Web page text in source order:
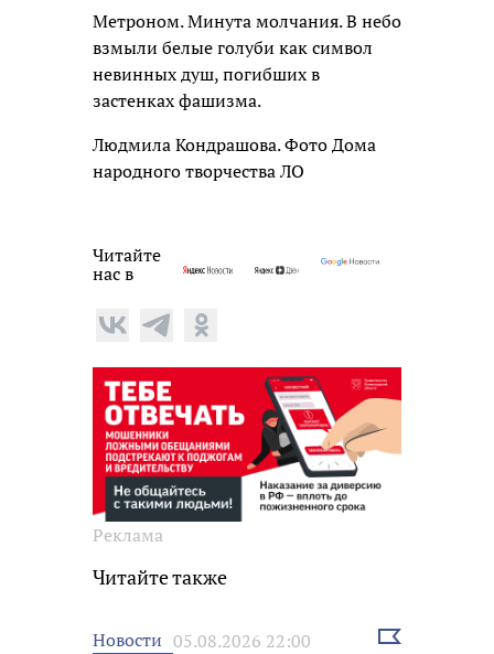
Метроном. Минута молчания. В небо
взмыли белые голуби как символ
невинных душ, погибших в
застенках фашизма.
Людмила Кондрашова. Фото Дома
народного творчества ЛО
Читайте
нас в
Реклама
Читайте также
Новости 05.08.2026 22:00
Выбрать